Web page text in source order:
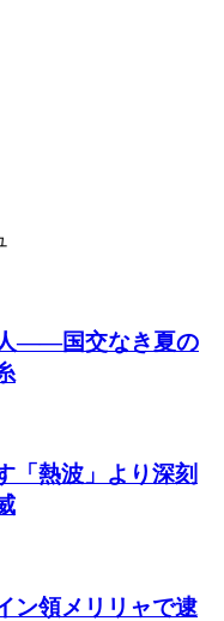
――国交なき夏の
「熱波」より深刻
ン領メリリャで逮